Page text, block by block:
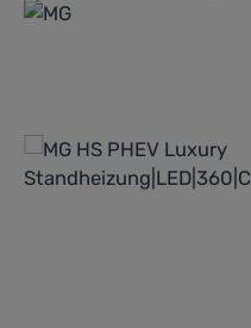
Bildergalerie überspringen